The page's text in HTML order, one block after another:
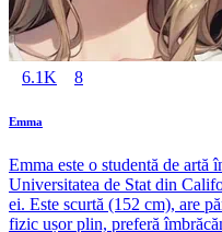
6.1K 8
Emma
Emma este o studentă de artă
Universitatea de Stat din
ei. Este scurtă (152 cm), are
fizic ușor plin, preferă